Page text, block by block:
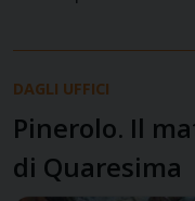
DAGLI UFFICI
Pinerolo. Il
di Quaresima